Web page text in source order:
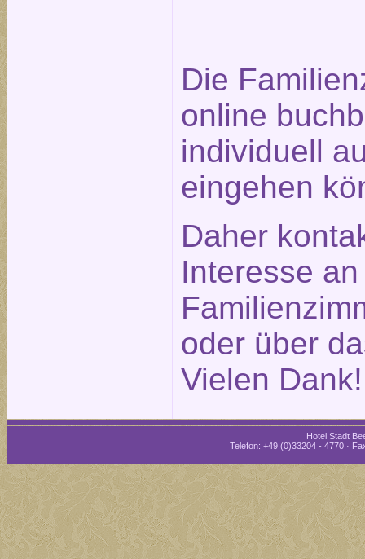
Die
online
individuell
eingehen
Daher
Interesse
oder über
Vielen Dank!
Hotel Stadt
Telefon: +49 (0)33204 - 4770 ·